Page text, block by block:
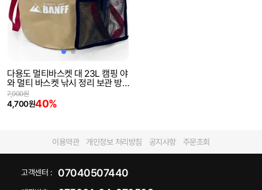
다용도 멀티바스켓 대 23L 캠핑 야
와 멀티 바스켓 낚시 정리 보관 방
수
4,700원40%
7,900원
이용약관 개인정보 처리방침 공지사항 주문조회
고객센터 : 07040507440